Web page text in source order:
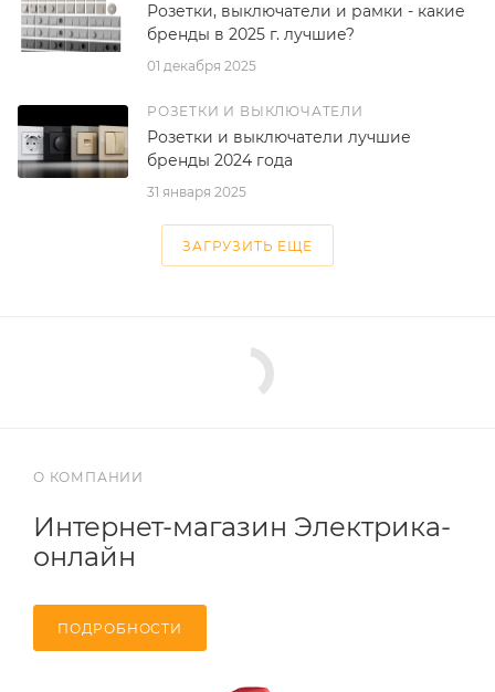
01 декабря 2025
Розетки, выключатели и рамки - какие
бренды в 2025 г. лучшие?
РОЗЕТКИ И ВЫКЛЮЧАТЕЛИ
31 января 2025
Розетки и выключатели лучшие
бренды 2024 года
ЗАГРУЗИТЬ ЕЩЕ
О КОМПАНИИ
Интернет-магазин Электрика-
онлайн
ПОДРОБНОСТИ